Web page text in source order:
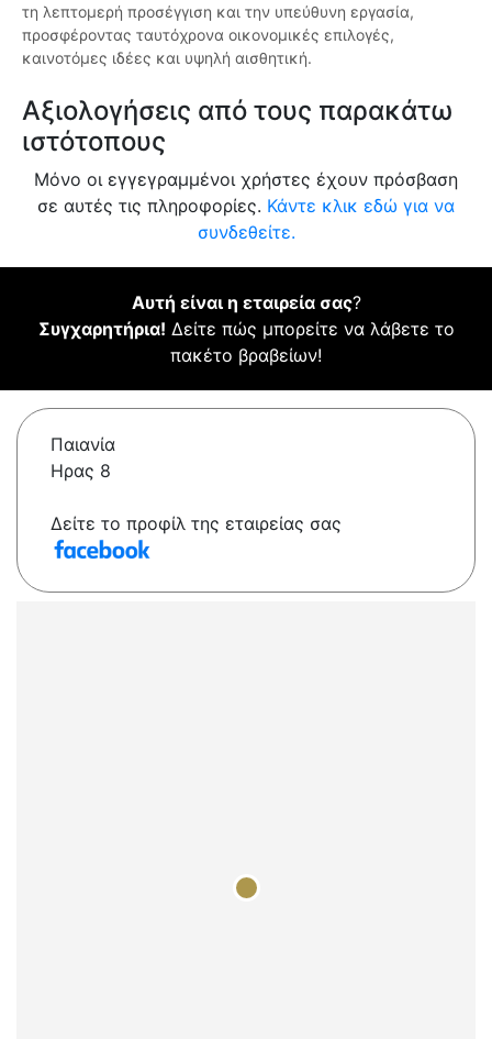
τη λεπτομερή προσέγγιση και την υπεύθυνη εργασία,
προσφέροντας ταυτόχρονα οικονομικές επιλογές,
καινοτόμες ιδέες και υψηλή αισθητική.
Αξιολογήσεις από τους παρακάτω
ιστότοπους
Μόνο οι εγγεγραμμένοι χρήστες έχουν πρόσβαση
σε αυτές τις πληροφορίες. Κάντε κλικ εδώ για να
συνδεθείτε.
Αυτή είναι η εταιρεία σας?
Συγχαρητήρια! Δείτε πώς μπορείτε να λάβετε το
πακέτο βραβείων!
Παιανία
Ηρας 8
Δείτε το προφίλ της εταιρείας σας